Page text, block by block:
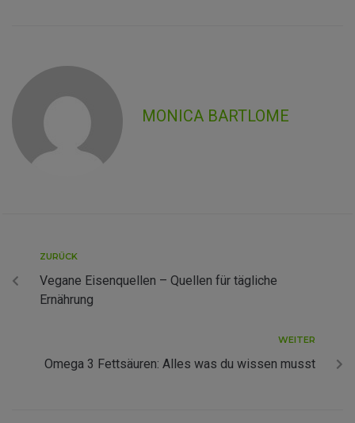
MONICA BARTLOME
ZURÜCK
Vegane Eisenquellen – Quellen für tägliche
Ernährung
WEITER
Omega 3 Fettsäuren: Alles was du wissen musst